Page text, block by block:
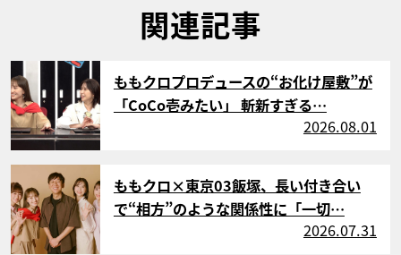
関連記事
サムネイル
ももクロプロデュースの“お化け屋敷”が
「CoCo壱みたい」 斬新すぎる…
2026.08.01
サムネイル
ももクロ×東京03飯塚、長い付き合い
で“相方”のような関係性に「一切…
2026.07.31